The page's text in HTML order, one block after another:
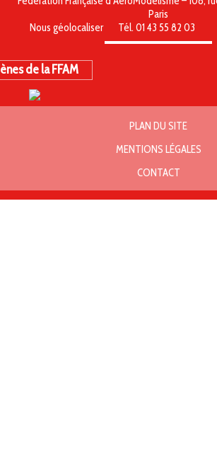
Paris
Nous géolocaliser
Tél. 01 43 55 82 03
de la FFAM
PLAN DU SITE
MENTIONS LÉGALES
CONTACT